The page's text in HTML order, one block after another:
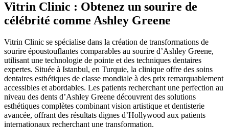
Vitrin Clinic : Obtenez un sourire de
célébrité comme Ashley Greene
Vitrin Clinic se spécialise dans la création de transformations de
sourire époustouflantes comparables au sourire d’Ashley Greene,
utilisant une technologie de pointe et des techniques dentaires
expertes. Située à Istanbul, en Turquie, la clinique offre des soins
dentaires esthétiques de classe mondiale à des prix remarquablement
accessibles et abordables. Les patients recherchant une perfection au
niveau des dents d’Ashley Greene découvrent des solutions
esthétiques complètes combinant vision artistique et dentisterie
avancée, offrant des résultats dignes d’Hollywood aux patients
internationaux recherchant une transformation.